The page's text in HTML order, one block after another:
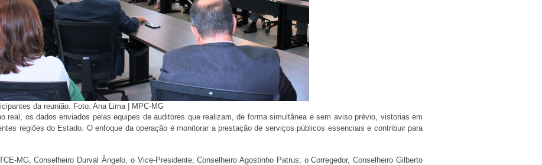
da reunião. Foto: Ana Lima | MPC-MG
real, os dados enviados pelas equipes de auditores que realizam, de forma simultânea e sem aviso prévio, vistorias em
regiões do Estado. O enfoque da operação é monitorar a prestação de serviços públicos essenciais e contribuir para
MG, Conselheiro Durval Ângelo, o Vice-Presidente, Conselheiro Agostinho Patrus; o Corregedor, Conselheiro Gilberto